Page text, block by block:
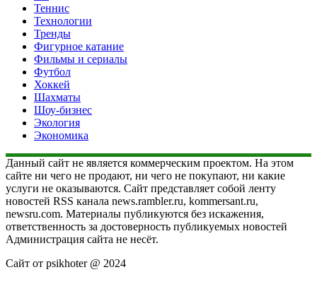
Теннис
Технологии
Тренды
Фигурное катание
Фильмы и сериалы
Футбол
Хоккей
Шахматы
Шоу-бизнес
Экология
Экономика
Данный сайт не является коммерческим проектом. На этом
сайте ни чего не продают, ни чего не покупают, ни какие
услуги не оказываются. Сайт представляет собой ленту
новостей RSS канала news.rambler.ru, kommersant.ru,
newsru.com. Материалы публикуются без искажения,
ответственность за достоверность публикуемых новостей
Администрация сайта не несёт.
Сайт от psikhoter @ 2024